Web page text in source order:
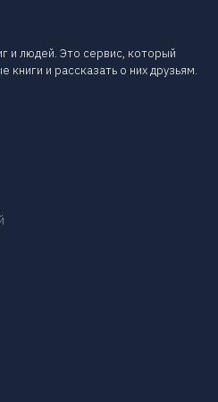
и людей. Это сервис, который
и рассказать о них друзьям.